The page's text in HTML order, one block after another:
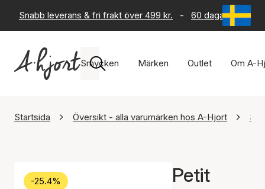
Snabb leverans & fri frakt över 499 kr. - 60 dagars
Smycken Märken Outlet Om A-
Startsida Översikt - alla varumärken hos A-Hjort
-25.4%
Petit